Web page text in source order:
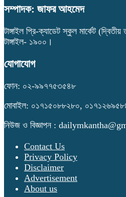
সম্পাদক: জাফর আহমেদ
টাঙ্গাইল প্রি-ক্যাডেট স্কুল মার্কেট
টাঙ্গাইল- ১৯০০।
যোগাযোগ
ফোন: ০২-৯৯৭৭৫৩৫৪৮
মোবাইল: ০১৭১৫০৮৮২৮০,
নিউজ ও বিজ্ঞাপন :
Contact Us
Privacy Policy
Disclaimer
Advertisement
About us